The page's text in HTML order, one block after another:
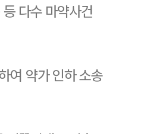
다수 마약사건
여 약가 인하 소송